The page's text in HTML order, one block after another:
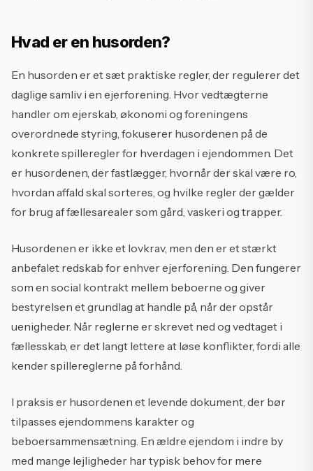
Hvad er en husorden?
En husorden er et sæt praktiske regler, der regulerer det
daglige samliv i en ejerforening. Hvor vedtægterne
handler om ejerskab, økonomi og foreningens
overordnede styring, fokuserer husordenen på de
konkrete spilleregler for hverdagen i ejendommen. Det
er husordenen, der fastlægger, hvornår der skal være ro,
hvordan affald skal sorteres, og hvilke regler der gælder
for brug af fællesarealer som gård, vaskeri og trapper.
Husordenen er ikke et lovkrav, men den er et stærkt
anbefalet redskab for enhver ejerforening. Den fungerer
som en social kontrakt mellem beboerne og giver
bestyrelsen et grundlag at handle på, når der opstår
uenigheder. Når reglerne er skrevet ned og vedtaget i
fællesskab, er det langt lettere at løse konflikter, fordi alle
kender spillereglerne på forhånd.
I praksis er husordenen et levende dokument, der bør
tilpasses ejendommens karakter og
beboersammensætning. En ældre ejendom i indre by
med mange lejligheder har typisk behov for mere